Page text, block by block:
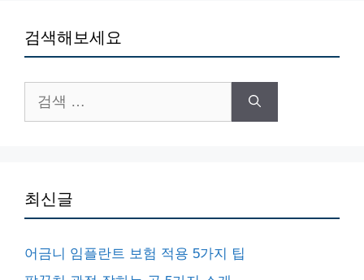
검색해보세요
색:
최신글
어금니 임플란트 보험 적용 5가지 팁